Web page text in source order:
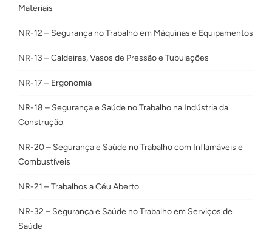
Materiais
NR-12 – Segurança no Trabalho em Máquinas e Equipamentos
NR-13 – Caldeiras, Vasos de Pressão e Tubulações
NR-17 – Ergonomia
NR-18 – Segurança e Saúde no Trabalho na Indústria da
Construção
NR-20 – Segurança e Saúde no Trabalho com Inflamáveis e
Combustíveis
NR-21 – Trabalhos a Céu Aberto
NR-32 – Segurança e Saúde no Trabalho em Serviços de
Saúde